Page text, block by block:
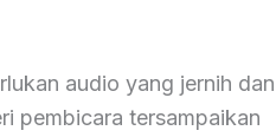
audio yang jernih dan
pembicara tersampaikan